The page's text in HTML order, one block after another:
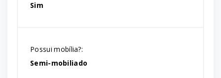
Sim
Possui mobília?:
Semi-mobiliado